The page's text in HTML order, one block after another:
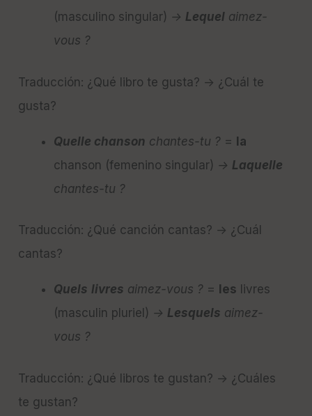
(masculino singular) → Lequel aimez-
vous ?
Traducción: ¿Qué libro te gusta? → ¿Cuál te
gusta?
Quelle chanson chantes-tu ? = la
chanson (femenino singular) → Laquelle
chantes-tu ?
Traducción: ¿Qué canción cantas? → ¿Cuál
cantas?
Quels livres aimez-vous ? = les livres
(masculin pluriel) → Lesquels aimez-
vous ?
Traducción: ¿Qué libros te gustan? → ¿Cuáles
te gustan?